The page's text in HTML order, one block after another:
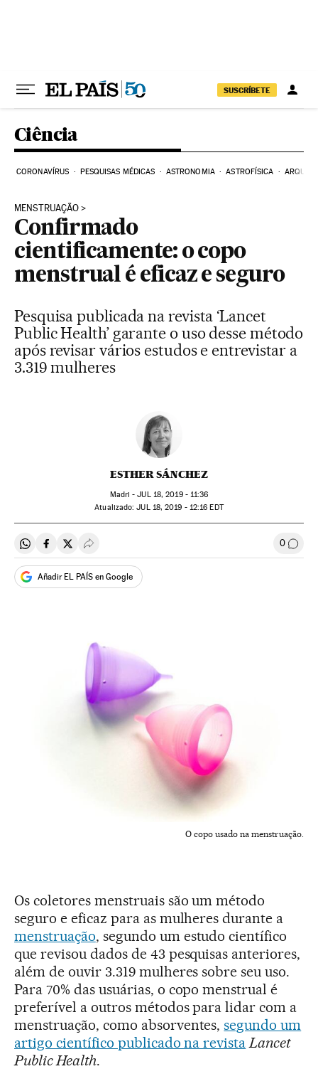
SUSCRÍBETE
Ciência
CORONAVÍRUS PESQUISAS MÉDICAS ASTRONOMIA ASTROFÍSICA
MENSTRUAÇÃO
Confirmado
cientificamente: o copo
menstrual é eficaz e seguro
Pesquisa publicada na revista ‘Lancet
Public Health’ garante o uso desse método
após revisar vários estudos e entrevistar a
3.319 mulheres
ESTHER SÁNCHEZ
Madri -JUL18, 2019 - 11:36
atualizado: JUL18, 2019 - 12:16 EDT
Compartir en Whatsapp
Compartir en Facebook
Compartir en Twitter
Desplegar Redes Sociales 0
Añadir EL PAÍS en Google
O copo usado na menstruação.
Os coletores menstruais são um método
seguro e eficaz para as mulheres durante a
menstruação, segundo um estudo científico
que revisou dados de 43 pesquisas anteriores,
além de ouvir 3.319 mulheres sobre seu uso.
Para 70% das usuárias, o copo menstrual é
preferível a outros métodos para lidar com a
menstruação, como absorventes,segundo um
artigo científico publicado na revista Lancet
Public Health.